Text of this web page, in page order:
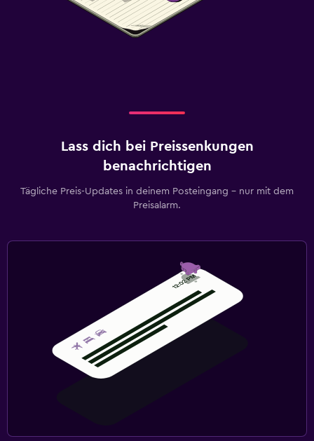
Lass dich bei Preissenkungen
benachrichtigen
Tägliche Preis-Updates in deinem Posteingang – nur mit dem
Preisalarm.